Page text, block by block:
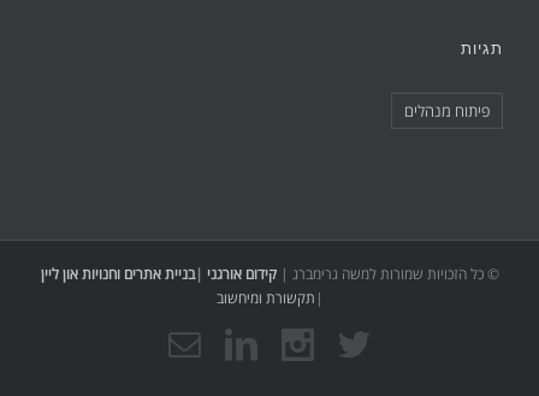
תגיות
פיתוח מנהלים
© כל הזכויות שמורות למשה גרימברג | קידום אורגני |בניית אתרים וחנויות און ליין
| תקשורת ומיחשוב